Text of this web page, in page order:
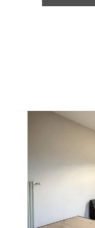
BREST 29
, 4
par mois